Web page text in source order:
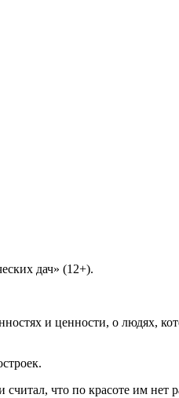
дач» (12+).
и ценности, о людях,
что по красоте им нет